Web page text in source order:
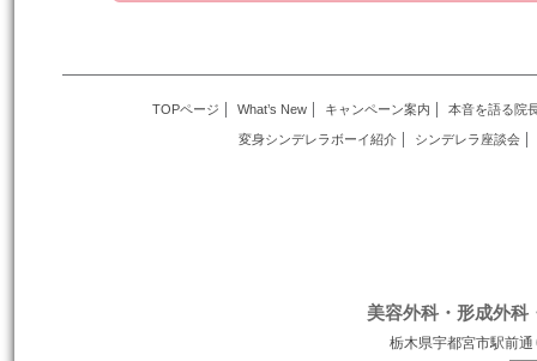
TOPページ What’s New キャンペーン案内 本音を語る院
変身シンデレラボーイ紹介 シンデレラ座談会
美容外科・形成外科
栃木県宇都宮市駅前